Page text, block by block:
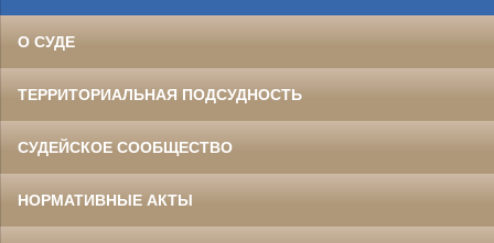
О СУДЕ
ТЕРРИТОРИАЛЬНАЯ ПОДСУДНОСТЬ
СУДЕЙСКОЕ СООБЩЕСТВО
НОРМАТИВНЫЕ АКТЫ